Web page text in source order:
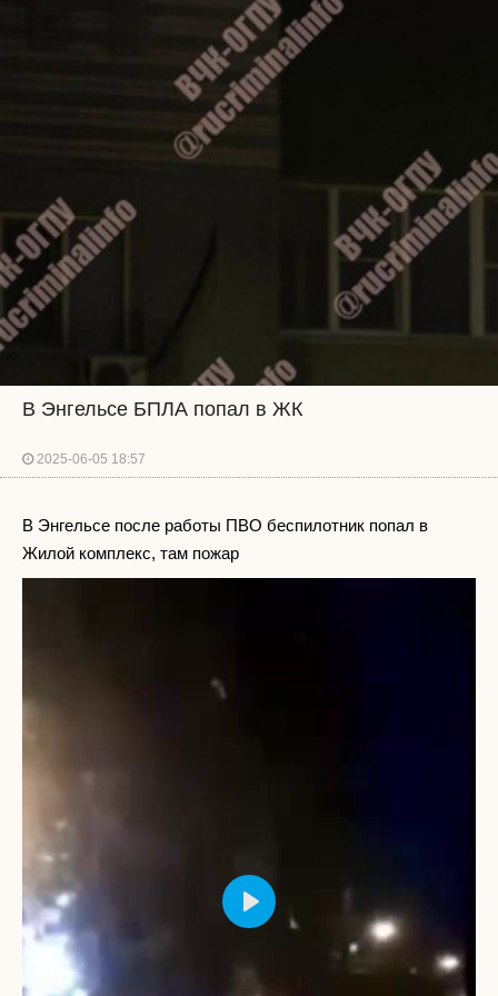
В Энгельсе БПЛА попал в ЖК
2025-06-05 18:57
В Энгельсе после работы ПВО беспилотник попал в
Жилой комплекс, там пожар
Play